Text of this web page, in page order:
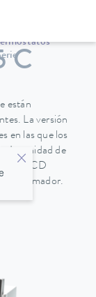
C
están
La versión
en las que los
La unidad de
LCD
programador.